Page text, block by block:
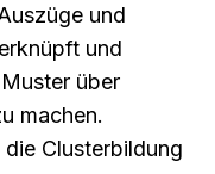
und
und
über
machen.
Clusterbildung